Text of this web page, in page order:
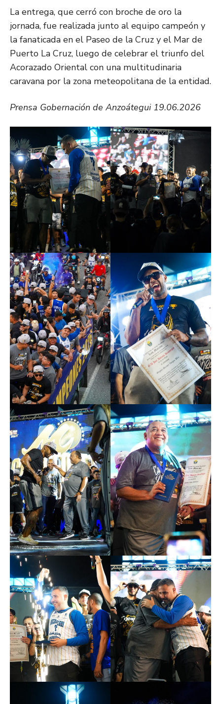
La entrega, que cerró con broche de oro la
jornada, fue realizada junto al equipo campeón y
la fanaticada en el Paseo de la Cruz y el Mar de
Puerto La Cruz, luego de celebrar el triunfo del
Acorazado Oriental con una multitudinaria
caravana por la zona meteopolitana de la entidad.
Prensa Gobernación de Anzoátegui 19.06.2026